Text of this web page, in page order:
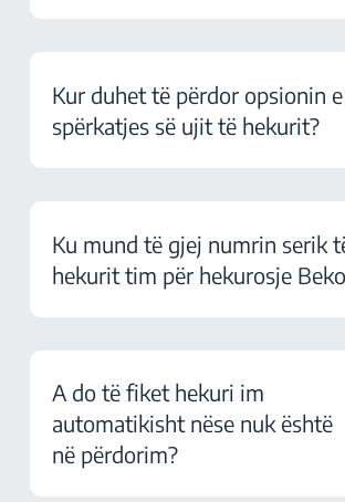
Kur duhet të përdor opsionin e
spërkatjes së ujit të hekurit?
Ku mund të gjej numrin serik
hekurit tim për hekurosje
A do të fiket hekuri im
automatikisht nëse nuk është
në përdorim?